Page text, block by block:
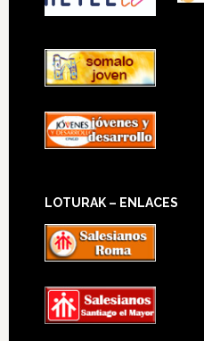
LOTURAK – ENLACES